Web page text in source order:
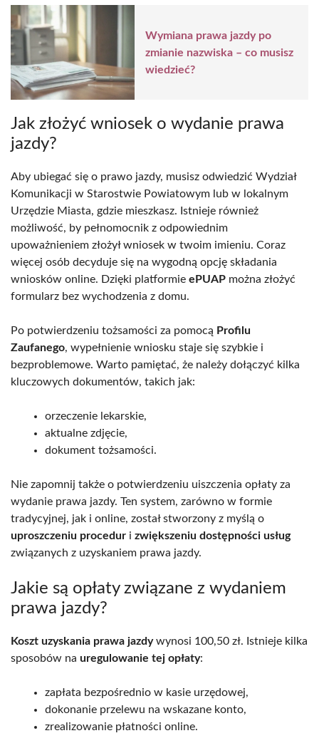
Wymiana prawa jazdy po
zmianie nazwiska – co musisz
wiedzieć?
Jak złożyć wniosek o wydanie prawa
jazdy?
Aby ubiegać się o prawo jazdy, musisz odwiedzić Wydział
Komunikacji w Starostwie Powiatowym lub w lokalnym
Urzędzie Miasta, gdzie mieszkasz. Istnieje również
możliwość, by pełnomocnik z odpowiednim
upoważnieniem złożył wniosek w twoim imieniu. Coraz
więcej osób decyduje się na wygodną opcję składania
wniosków online. Dzięki platformie ePUAP można złożyć
formularz bez wychodzenia z domu.
Po potwierdzeniu tożsamości za pomocą Profilu
Zaufanego, wypełnienie wniosku staje się szybkie i
bezproblemowe. Warto pamiętać, że należy dołączyć kilka
kluczowych dokumentów, takich jak:
orzeczenie lekarskie,
aktualne zdjęcie,
dokument tożsamości.
Nie zapomnij także o potwierdzeniu uiszczenia opłaty za
wydanie prawa jazdy. Ten system, zarówno w formie
tradycyjnej, jak i online, został stworzony z myślą o
uproszczeniu procedur i zwiększeniu dostępności usług
związanych z uzyskaniem prawa jazdy.
Jakie są opłaty związane z wydaniem
prawa jazdy?
Koszt uzyskania prawa jazdywynosi 100,50 zł. Istnieje kilka
sposobów na uregulowanie tej opłaty:
zapłata bezpośrednio w kasie urzędowej,
dokonanie przelewu na wskazane konto,
zrealizowanie płatności online.